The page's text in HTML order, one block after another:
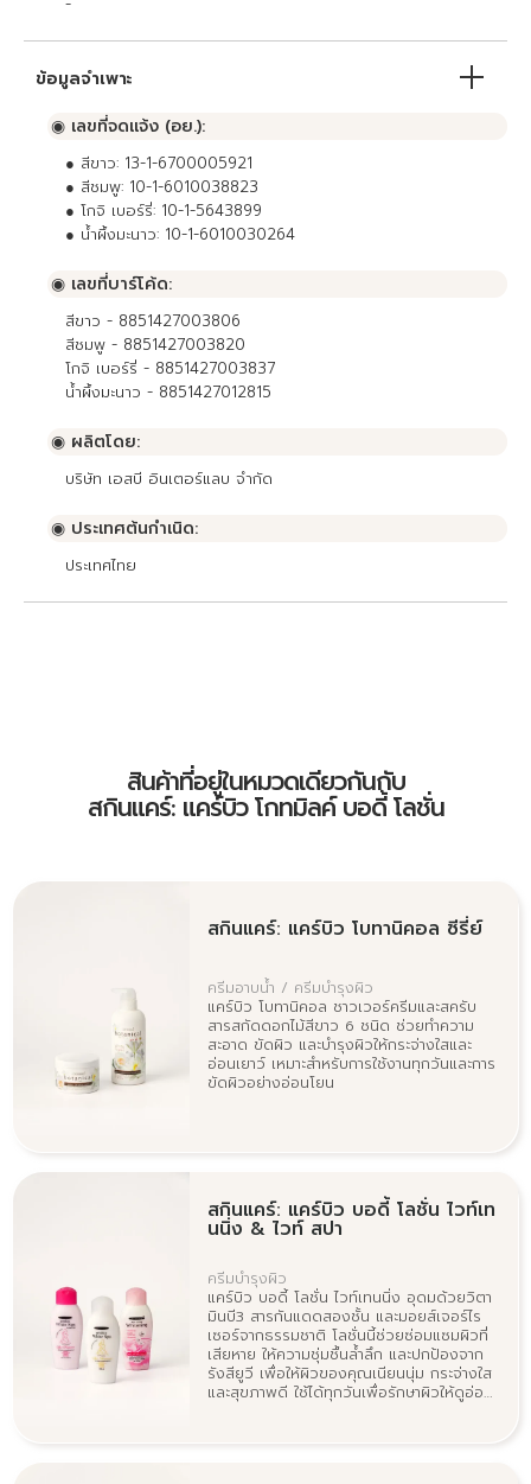
ข้อมูลจำเพาะ
◉ เลขที่จดแจ้ง (อย.):
● สีขาว: 13-1-6700005921
● สีชมพู: 10-1-6010038823
● โกจิ เบอร์รี่: 10-1-5643899
● น้ำผึ้งมะนาว: 10-1-6010030264
◉ เลขที่บาร์โค้ด:
สีขาว - 8851427003806
สีชมพู - 8851427003820
โกจิ เบอร์รี่ - 8851427003837
น้ำผึ้งมะนาว - 8851427012815
◉ ผลิตโดย:
บริษัท เอสบี อินเตอร์แลบ จำกัด
◉ ประเทศต้นกำเนิด:
ประเทศไทย
สินค้าที่อยู่ในหมวดเดียวกันกับ
สกินแคร์: แคร์บิว โกทมิลค์ บอดี้ โลชั่น
สกินแคร์: แคร์บิว โบทานิคอล ซีรี่ย์
ครีมอาบน้ำ / ครีมบำรุงผิว
แคร์บิว โบทานิคอล ชาวเวอร์ครีมและสครับ
สารสกัดดอกไม้สีขาว 6 ชนิด ช่วยทำความ
สะอาด ขัดผิว และบำรุงผิวให้กระจ่างใสและ
อ่อนเยาว์ เหมาะสำหรับการใช้งานทุกวันและการ
ขัดผิวอย่างอ่อนโยน
สกินแคร์: แคร์บิว บอดี้ โลชั่น ไวท์เท
นนิ่ง & ไวท์ สปา
ครีมบำรุงผิว
แคร์บิว บอดี้ โลชั่น ไวท์เทนนิ่ง อุดมด้วยวิตา
มินบี3 สารกันแดดสองชั้น และมอยส์เจอร์ไร
เซอร์จากธรรมชาติ โลชั่นนี้ช่วยซ่อมแซมผิวที่
เสียหาย ให้ความชุ่มชื้นล้ำลึก และปกป้องจาก
รังสียูวี เพื่อให้ผิวของคุณเนียนนุ่ม กระจ่างใส
และสุขภาพดี ใช้ได้ทุกวันเพื่อรักษาผิวให้ดูอ่อน